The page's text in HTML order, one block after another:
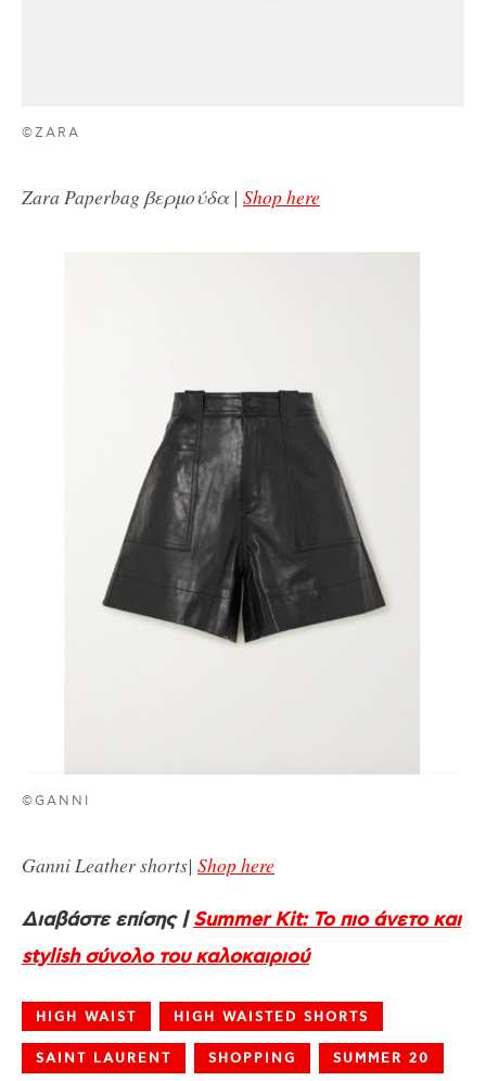
©ZARA
Zara Paperbag βερμούδα | Shop here
©GANNI
Ganni Leather shorts| Shop here
Διαβάστε επίσης |Summer Kit: Το πιο άνετο και
stylish σύνολο του καλοκαιριού
HIGH WAIST HIGH WAISTED SHORTS
SAINT LAURENT SHOPPING SUMMER 20